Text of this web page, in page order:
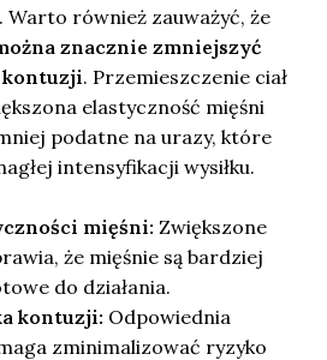
Warto również zauważyć, że
znacznie zmniejszyć
. Przemieszczenie ciał
elastyczność mięśni
podatne na urazy, które
intensyfikacji wysiłku.
mięśni: Zwiększone
że mięśnie są bardziej
do działania.
kontuzji: Odpowiednia
zminimalizować ryzyko